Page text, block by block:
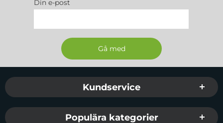
Din e-post
Sidfot Blandad info och länkar
Kundservice
Populära kategorier